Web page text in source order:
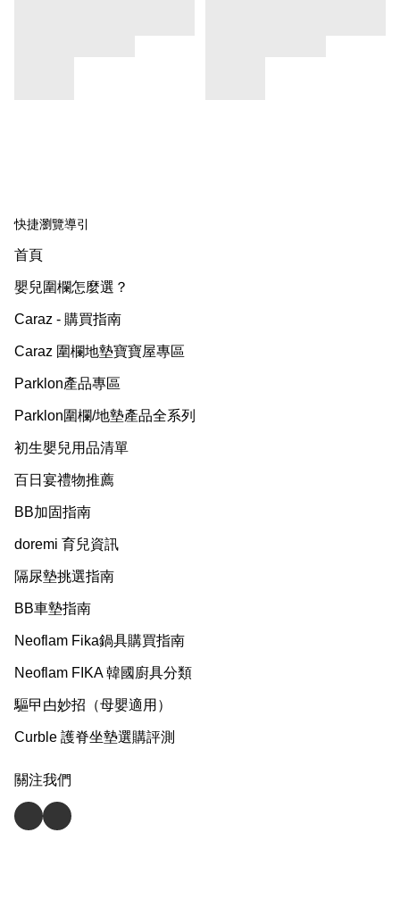
快捷瀏覽導引
首頁
嬰兒圍欄怎麼選？
Caraz - 購買指南
Caraz 圍欄地墊寶寶屋專區
Parklon產品專區
Parklon圍欄/地墊產品全系列
初生嬰兒用品清單
百日宴禮物推薦
BB加固指南
doremi 育兒資訊
隔尿墊挑選指南
BB車墊指南
Neoflam Fika鍋具購買指南
Neoflam FIKA 韓國廚具分類
驅曱甴妙招（母嬰適用）
Curble 護脊坐墊選購評測
關注我們